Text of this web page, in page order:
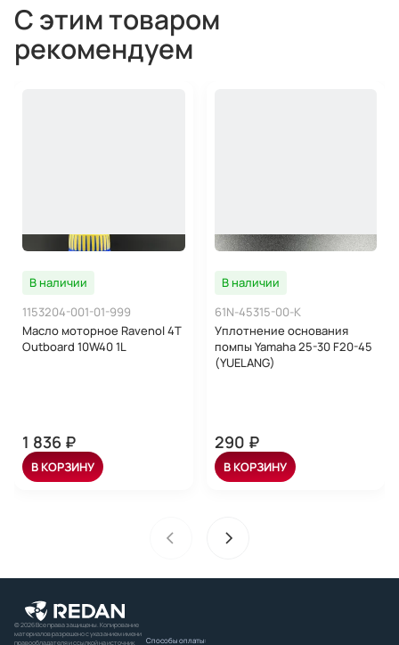
С этим товаром
рекомендуем
В наличии
1153204-001-01-999
Масло моторное Ravenol 4Т
Outboard 10W40 1L
1 836 ₽
В КОРЗИНУ
В наличии
61N-45315-00-K
Уплотнение основания
помпы Yamaha 25-30 F20-45
(YUELANG)
290 ₽
В КОРЗИНУ
© 2026 Все права защищены. Копирование
материалов разрешено с указанием имени
правообладателя и ссылкой на источник
Способы оплаты: